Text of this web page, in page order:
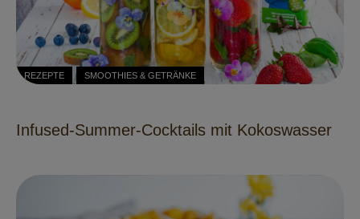
REZEPTE SMOOTHIES & GETRÄNKE
Infused-Summer-Cocktails mit Kokoswasser